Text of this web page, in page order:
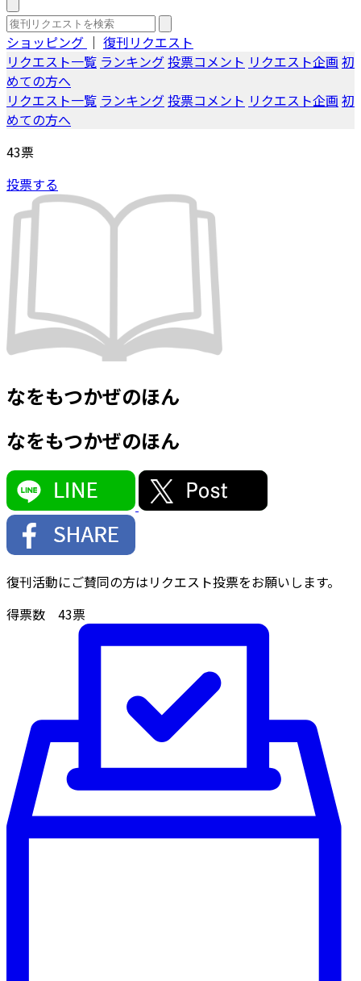
ショッピング ｜ 復刊リクエスト
リクエスト一覧 ランキング投票コメント リクエスト企画 初
めての方へ
リクエスト一覧 ランキング投票コメント リクエスト企画 初
めての方へ
43票
投票する
なをもつかぜのほん
なをもつかぜのほん
復刊活動にご賛同の方はリクエスト投票をお願いします。
得票数 43票